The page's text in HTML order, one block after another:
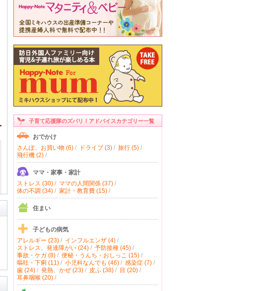
子育て応援隊のズバリ！アドバイスカテゴリー一覧
おでかけ
さんぽ、お買い物 (6)/ ドライブ (3)/ 旅行 (5)/
飛行機 (2)/
ママ・家事・家計
ストレス (30)/ ママの人間関係 (37)/
体の不調 (34)/ 家計・教育費 (15)/
住まい
子どもの病気
アレルギー (23)/ インフルエンザ (4)/
ストレス、発達障がい (24)/ 予防接種 (45)/
事故・ケガ (8)/ 便秘・うんち・おしっこ (15)/
嘔吐・下痢 (11)/ 小児科なんでも (46)/ 感染症 (7)/
歯 (24)/ 発熱、かぜ (23)/ 皮ふ (38)/ 目 (20)/
耳鼻咽喉 (20)/